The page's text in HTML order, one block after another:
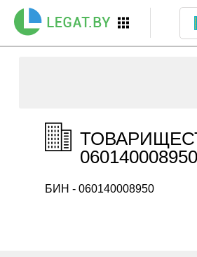
060140008950
БИН - 060140008950